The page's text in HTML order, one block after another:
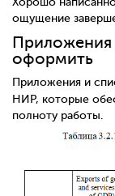
ощущение
Приложения
оформить
Приложения и
НИР, которые
полноту работы.